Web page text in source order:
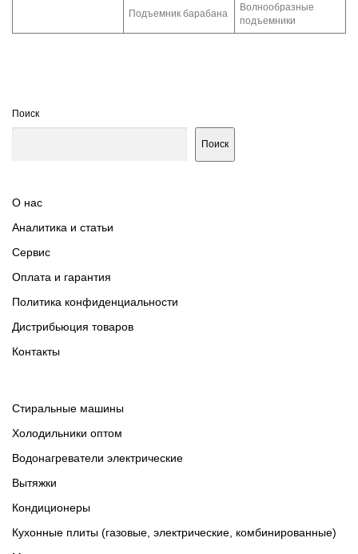
Подъемник барабана
Волнообразные
подъемники
Поиск
Поиск
О нас
Аналитика и статьи
Сервис
Оплата и гарантия
Политика конфиденциальности
Дистрибьюция товаров
Контакты
Cтиральные машины
Холодильники оптом
Водонагреватели электрические
Вытяжки
Кондиционеры
Кухонные плиты (газовые, электрические, комбинированные)